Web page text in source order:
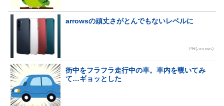
arrowsの頑丈さがとんでもないレベルに
PR(arrows)
街中をフラフラ走行中の車。車内を覗いてみ
て…ギョッとした